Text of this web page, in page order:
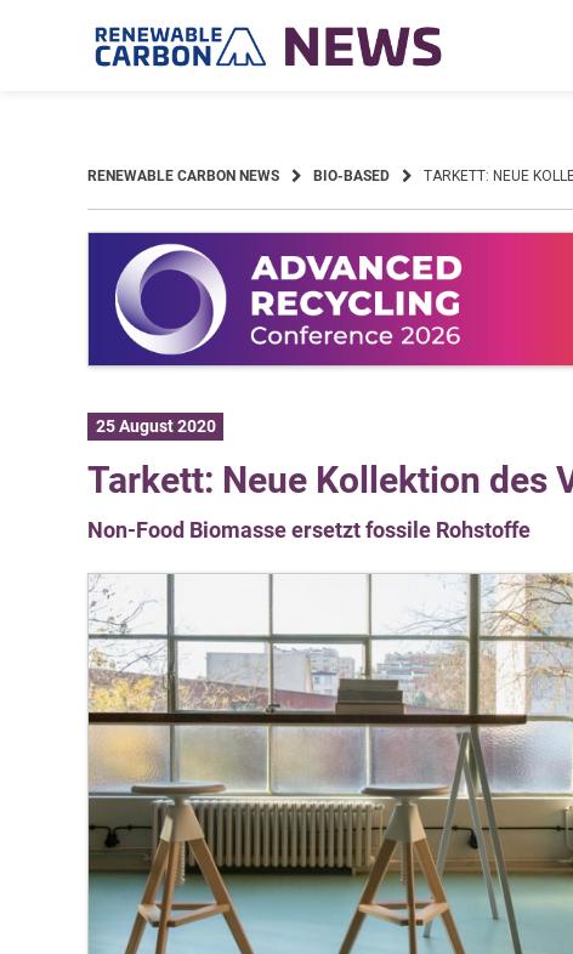
RENEWABLE CARBON NEWS BIO-BASED TARKETT: NEUE
25 August 2020
Tarkett: Neue Kollektion des
Non-Food Biomasse ersetzt fossile Rohstoffe